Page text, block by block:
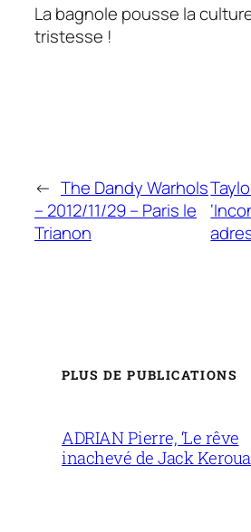
La bagnole pousse la
tristesse !
← The Dandy Warhols
– 2012/11/29 – Paris le
Trianon
PLUS DE PUBLICATIONS
ADRIAN Pierre, ‘Le rêve
inachevé de Jack